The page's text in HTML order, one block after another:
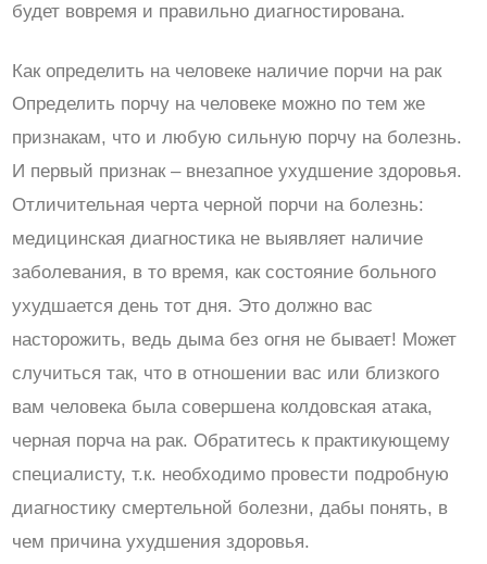
будет вовремя и правильно диагностирована.
Как определить на человеке наличие порчи на рак
Определить порчу на человеке можно по тем же
признакам, что и любую сильную порчу на болезнь.
И первый признак – внезапное ухудшение здоровья.
Отличительная черта черной порчи на болезнь:
медицинская диагностика не выявляет наличие
заболевания, в то время, как состояние больного
ухудшается день тот дня. Это должно вас
насторожить, ведь дыма без огня не бывает! Может
случиться так, что в отношении вас или близкого
вам человека была совершена колдовская атака,
черная порча на рак. Обратитесь к практикующему
специалисту, т.к. необходимо провести подробную
диагностику смертельной болезни, дабы понять, в
чем причина ухудшения здоровья.